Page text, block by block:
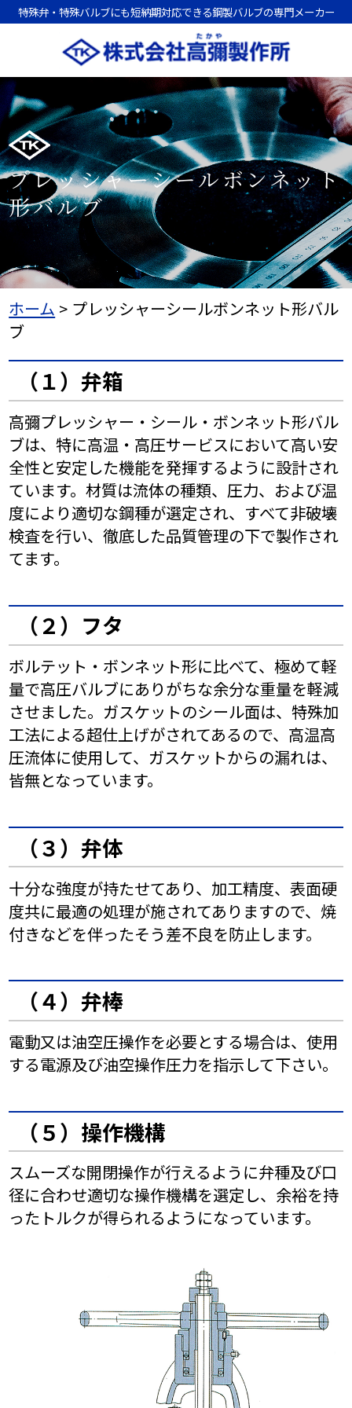
特殊弁・特殊バルブにも短納期対応できる鋼製バルブの専門メーカー
プレッシャーシールボンネット
形バルブ
ホーム > プレッシャーシールボンネット形バル
ブ
（１）弁箱
高彌プレッシャー・シール・ボンネット形バル
ブは、特に高温・高圧サービスにおいて高い安
全性と安定した機能を発揮するように設計され
ています。材質は流体の種類、圧力、および温
度により適切な鋼種が選定され、すべて非破壊
検査を行い、徹底した品質管理の下で製作され
てます。
（２）フタ
ボルテット・ボンネット形に比べて、極めて軽
量で高圧バルブにありがちな余分な重量を軽減
させました。ガスケットのシール面は、特殊加
工法による超仕上げがされてあるので、高温高
圧流体に使用して、ガスケットからの漏れは、
皆無となっています。
（３）弁体
十分な強度が持たせてあり、加工精度、表面硬
度共に最適の処理が施されてありますので、焼
付きなどを伴ったそう差不良を防止します。
（４）弁棒
電動又は油空圧操作を必要とする場合は、使用
する電源及び油空操作圧力を指示して下さい。
（５）操作機構
スムーズな開閉操作が行えるように弁種及び口
径に合わせ適切な操作機構を選定し、余裕を持
ったトルクが得られるようになっています。